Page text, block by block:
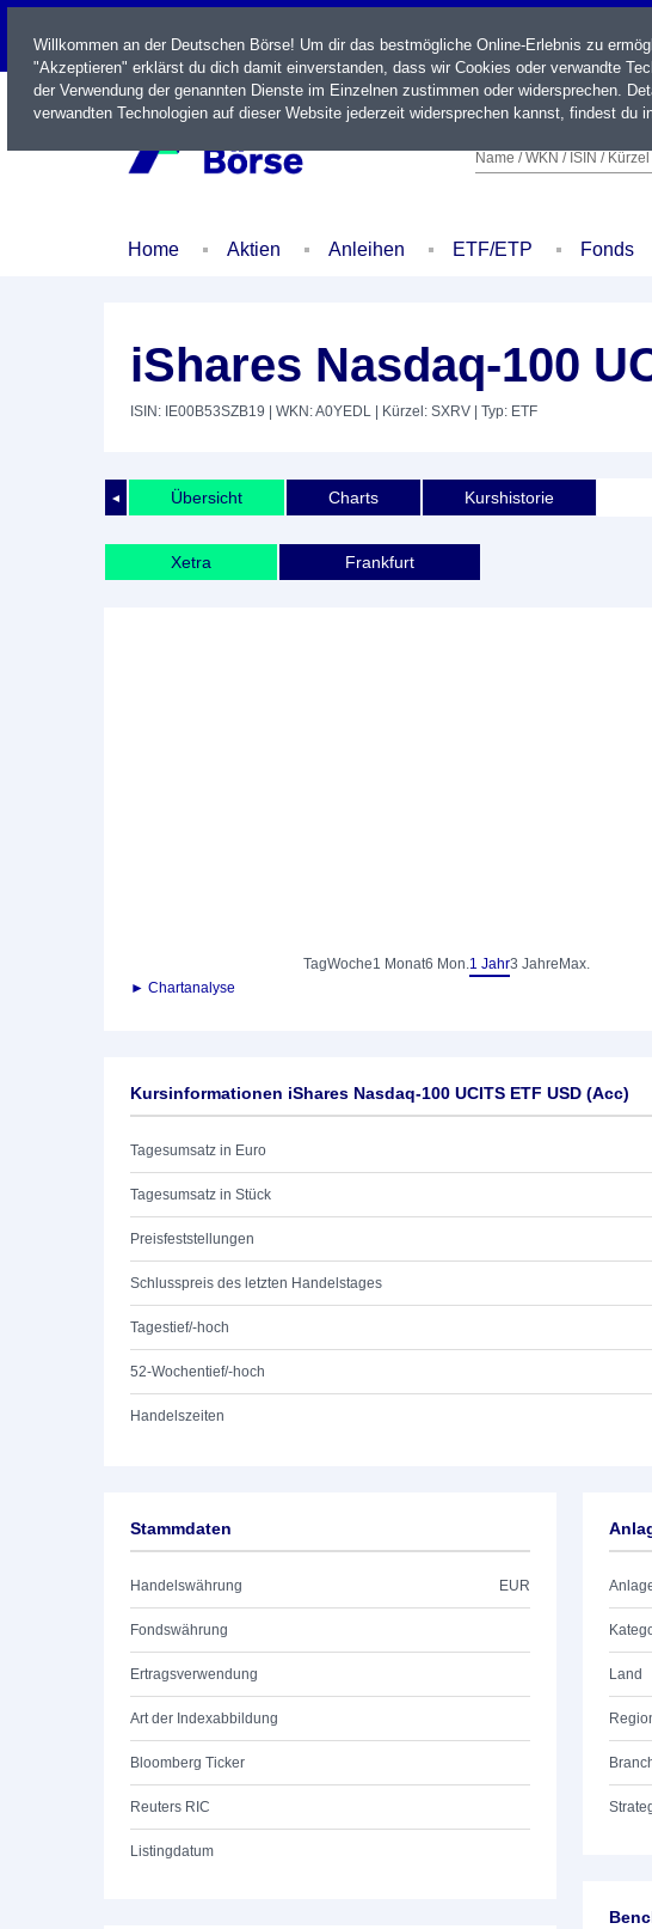
LIVE
Name / WKN / ISIN / Kürzel
Home Aktien Anleihen ETF/ETP Fonds
iShares Nasdaq-100
ISIN: IE00B53SZB19 | WKN: A0YEDL | Kürzel: SXRV | Typ: ETF
◄ Übersicht Charts Kurshistorie
Xetra Frankfurt
TagWoche1 Monat6 Mon.1 Jahr3 Jahre Max.
► Chartanalyse
Kursinformationen iShares Nasdaq-100 UCITS ETF USD (Acc)
Tagesumsatz in Euro
Tagesumsatz in Stück
Preisfeststellungen
Schlusspreis des letzten Handelstages
Tagestief/-hoch
52-Wochentief/-hoch
Handelszeiten
Stammdaten
Handelswährung EUR
Fondswährung
Ertragsverwendung
Art der Indexabbildung
Bloomberg Ticker
Reuters RIC
Listingdatum
Land
Willkommen an der Deutschen Börse! Um dir das bestmögliche Online-Erlebnis zu
"Akzeptieren" erklärst du dich damit einverstanden, dass wir Cookies oder verwandte
der Verwendung der genannten Dienste im Einzelnen zustimmen oder widersprechen.
verwandten Technologien auf dieser Website jederzeit widersprechen kannst, findest du